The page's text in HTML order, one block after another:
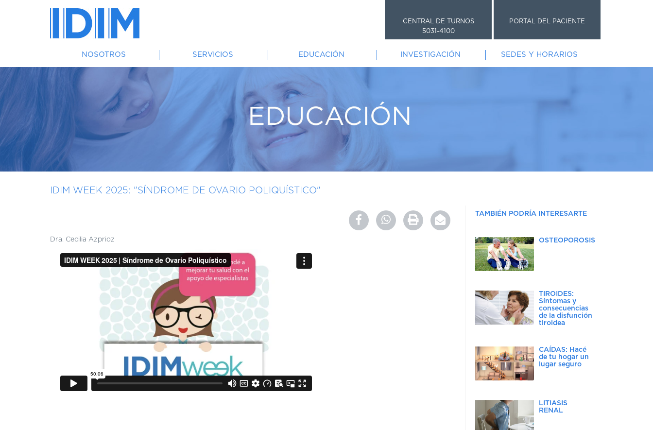
CENTRAL DE TURNOS
5031-4100
PORTAL DEL PACIENTE
NOSOTROS SERVICIOS EDUCACIÓN INVESTIGACIÓN SEDES Y HORARIOS
IDIM WEEK 2025: "SÍNDROME DE OVARIO POLIQUÍSTICO"
Dra. Cecilia Azprioz
TAMBIÉN PODRÍA INTERESARTE
OSTEOPOROSIS
TIROIDES:
Síntomas y
consecuencias
de la disfunción
tiroidea
CAÍDAS: Hacé
de tu hogar un
lugar seguro
LITIASIS
RENAL